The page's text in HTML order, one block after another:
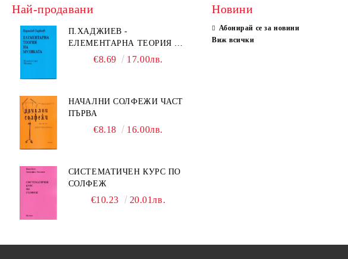
Най-продавани
П.ХАДЖИЕВ -
ЕЛЕМЕНТАРНА ТЕОРИЯ НА
МУЗИКАТА
€8.69 17.00лв.
НАЧАЛНИ СОЛФЕЖИ ЧАСТ
ПЪРВА
€8.18 16.00лв.
СИСТЕМАТИЧЕН КУРС ПО
СОЛФЕЖ
€10.23 20.01лв.
Новини
Абонирай се за новини
Виж всички